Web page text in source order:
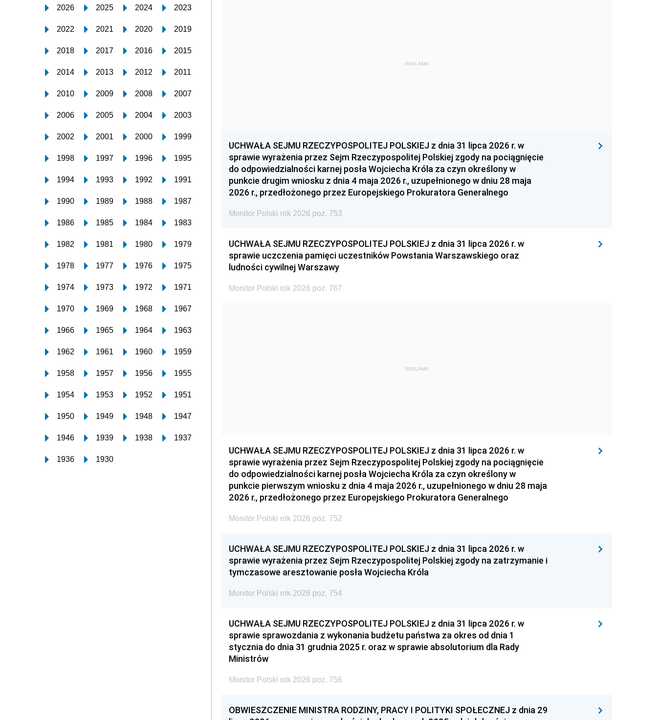
2026 2025 2024 2023
2022 2021 2020 2019
2018 2017 2016 2015
2014 2013 2012 2011
2010 2009 2008 2007
2006 2005 2004 2003
2002 2001 2000 1999
1998 1997 1996 1995
1994 1993 1992 1991
1990 1989 1988 1987
1986 1985 1984 1983
1982 1981 1980 1979
1978 1977 1976 1975
1974 1973 1972 1971
1970 1969 1968 1967
1966 1965 1964 1963
1962 1961 1960 1959
1958 1957 1956 1955
1954 1953 1952 1951
1950 1949 1948 1947
1946 1939 1938 1937
1936 1930
REKLAMA
UCHWAŁA SEJMU RZECZYPOSPOLITEJ POLSKIEJ z dnia 31 lipca 2026 r. w
sprawie wyrażenia przez Sejm Rzeczypospolitej Polskiej zgody na pociągnięcie
do odpowiedzialności karnej posła Wojciecha Króla za czyn określony w
punkcie drugim wniosku z dnia 4 maja 2026 r., uzupełnionego w dniu 28 maja
2026 r., przedłożonego przez Europejskiego Prokuratora Generalnego
Monitor Polski rok 2026 poz. 753
UCHWAŁA SEJMU RZECZYPOSPOLITEJ POLSKIEJ z dnia 31 lipca 2026 r. w
sprawie uczczenia pamięci uczestników Powstania Warszawskiego oraz
ludności cywilnej Warszawy
Monitor Polski rok 2026 poz. 767
REKLAMA
UCHWAŁA SEJMU RZECZYPOSPOLITEJ POLSKIEJ z dnia 31 lipca 2026 r. w
sprawie wyrażenia przez Sejm Rzeczypospolitej Polskiej zgody na pociągnięcie
do odpowiedzialności karnej posła Wojciecha Króla za czyn określony w
punkcie pierwszym wniosku z dnia 4 maja 2026 r., uzupełnionego w dniu 28 maja
2026 r., przedłożonego przez Europejskiego Prokuratora Generalnego
Monitor Polski rok 2026 poz. 752
UCHWAŁA SEJMU RZECZYPOSPOLITEJ POLSKIEJ z dnia 31 lipca 2026 r. w
sprawie wyrażenia przez Sejm Rzeczypospolitej Polskiej zgody na zatrzymanie i
tymczasowe aresztowanie posła Wojciecha Króla
Monitor Polski rok 2026 poz. 754
UCHWAŁA SEJMU RZECZYPOSPOLITEJ POLSKIEJ z dnia 31 lipca 2026 r. w
sprawie sprawozdania z wykonania budżetu państwa za okres od dnia 1
stycznia do dnia 31 grudnia 2025 r. oraz w sprawie absolutorium dla Rady
Ministrów
Monitor Polski rok 2026 poz. 756
OBWIESZCZENIE MINISTRA RODZINY, PRACY I POLITYKI SPOŁECZNEJ z dnia 29